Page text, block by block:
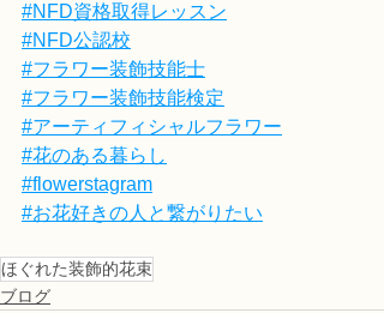
#NFD資格取得レッスン
#NFD公認校
#フラワー装飾技能士
#フラワー装飾技能検定
#アーティフィシャルフラワー
#花のある暮らし
#flowerstagram
#お花好きの人と繋がりたい
ほぐれた装飾的花束
ブログ